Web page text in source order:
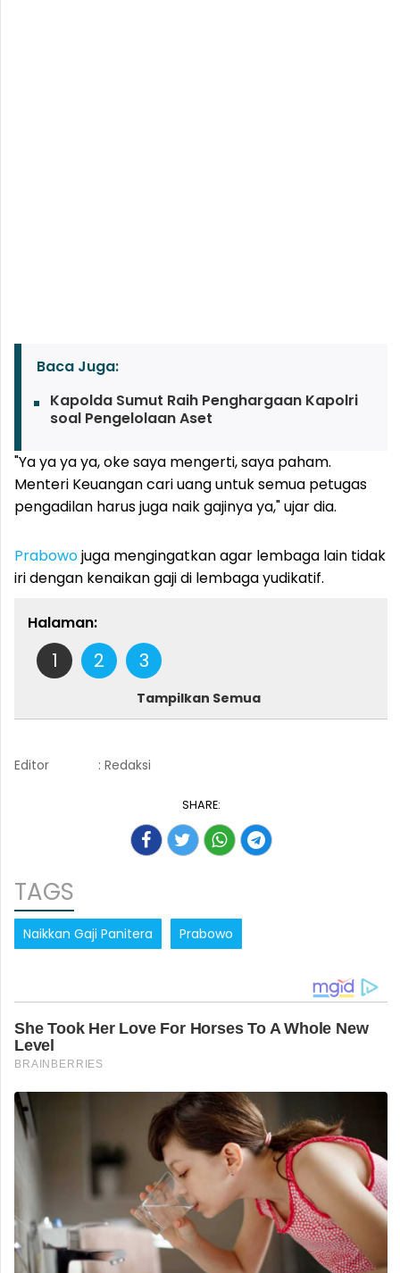
Baca Juga:
Kapolda Sumut Raih Penghargaan Kapolri
soal Pengelolaan Aset
"Ya ya ya ya, oke saya mengerti, saya paham.
Menteri Keuangan cari uang untuk semua petugas
pengadilan harus juga naik gajinya ya," ujar dia.
Prabowojuga mengingatkan agar lembaga lain tidak
iri dengan kenaikan gaji di lembaga yudikatif.
Halaman:
1 2 3
Tampilkan Semua
Editor : Redaksi
SHARE:
TAGS
Naikkan Gaji Panitera Prabowo